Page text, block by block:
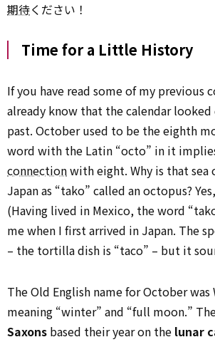
期待ください！
Time for a Little History
If you have read some of my previous
already know that the calendar
past. October used to be the eighth
word with the Latin “octo” in it
connectionwith eight. Why is that sea
Japan as “tako” called an octopus?
(Having lived in Mexico, the word
me when I first arrived in Japan. The
– the tortilla dish is “taco” – but it
The Old English name for October
meaning “winter” and “full moon.”
Saxons based their year on the lunar